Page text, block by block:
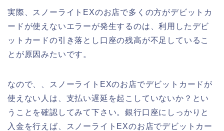
実際、スノーライトEXのお店で多くの方がデビットカ
ードが使えないエラーが発生するのは、利用したデビ
ットカードの引き落とし口座の残高が不足しているこ
とが原因みたいです。
なので、、スノーライトEXのお店でデビットカードが
使えない人は、支払い遅延を起こしていないか？とい
うことを確認してみて下さい。銀行口座にしっかりと
入金を行えば、スノーライトEXのお店でデビットカー